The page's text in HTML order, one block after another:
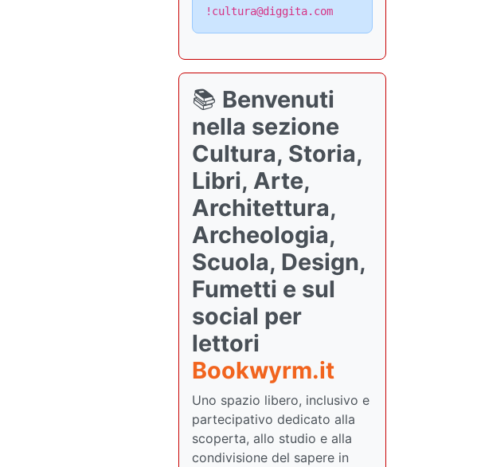
!cultura@diggita.com
📚 Benvenuti
nella sezione
Cultura, Storia,
Libri, Arte,
Architettura,
Archeologia,
Scuola, Design,
Fumetti e sul
social per
lettori
Bookwyrm.it
Uno spazio libero, inclusivo e
partecipativo dedicato alla
scoperta, allo studio e alla
condivisione del sapere in